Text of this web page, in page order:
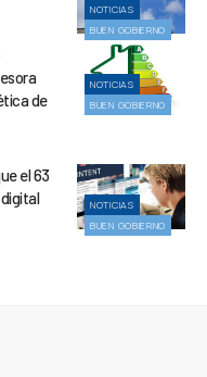
NOTICIAS
BUEN GOBIERNO
NOTICIAS
BUEN GOBIERNO
de
NOTICIAS
BUEN GOBIERNO
el 63